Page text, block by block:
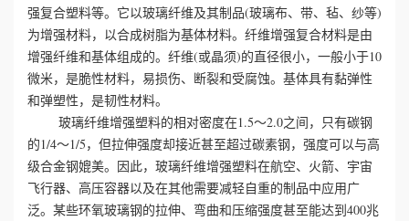
中
心
案
强复合塑料等。它以玻璃纤维及其制品(玻璃布、带、毡、纱等)
为增强材料，以合成树脂为基体材料。纤维增强复合材料是由
增强纤维和基体组成的。纤维(或晶须)的直径很小，一般小于10
微米，是脆性材料，易损伤、断裂和受腐蚀。基体具有黏弹性
和弹塑性，是韧性材料。
玻璃纤维增强塑料的相对密度在1.5～2.0之间，只有碳钢
的1/4～1/5，但拉伸强度却接近甚至超过碳素钢，强度可以与高
级合金钢媲美。因此，玻璃纤维增强塑料在航空、火箭、宇宙
飞行器、高压容器以及在其他需要减轻自重的制品中应用广
泛。某些环氧玻璃钢的拉伸、弯曲和压缩强度甚至能达到400兆